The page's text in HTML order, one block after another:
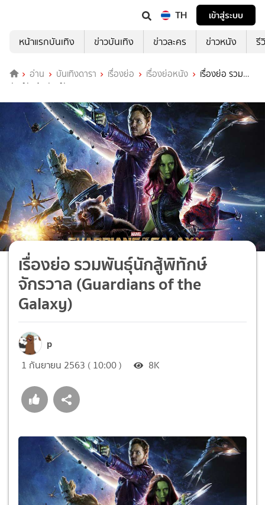
TH
เข้าสู่ระบบ
หน้าแรกบันเทิง
ข่าวบันเทิง ข่าวละคร ข่าวหนัง รี
อ่าน บันเทิงดารา เรื่องย่อ เรื่องย่อหนัง
เรื่องย่อ รวม
พันธุ์นักสู้พิทักษ์จักรวาล (Guardians of the Galaxy)
เรื่องย่อ รวมพันธุ์นักสู้พิทักษ์
จักรวาล (Guardians of the
Galaxy)
p
1 กันยายน 2563 ( 10:00 ) 8K